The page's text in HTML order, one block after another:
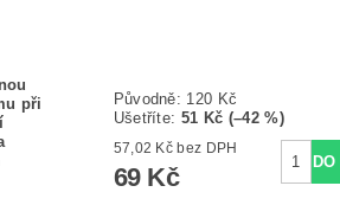
při
Původně: 120 Kč
Ušetříte: 51 Kč (–42 %)
57,02 Kč bez DPH
69 Kč